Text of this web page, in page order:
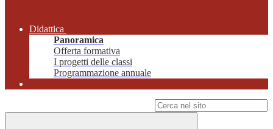
Didattica
Panoramica
Offerta formativa
I progetti delle classi
Programmazione annuale